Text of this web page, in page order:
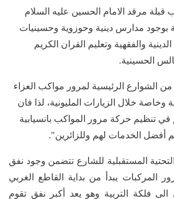
مرقد الامام الحسين عليه السلام
بوجود مدارس دينية وحوزوية وحسينيات
والفقهية وتعليم القران الكريم
الحسينية.
من الشوارع الرئيسية لمرور مواكب العزاء
وخاصة خلال الزيارات المليونية، لذا فان
في تنظيم حركة مرور المواكب بانسيابية
أفضل الخدمات لهم وللزائرين".
المستقبلية للشارع تتضمن وجود نفق
المركبات يبدأ من بداية القاطع الغربي
فلكة التربية وهو يعد أكبر نفق تقوم